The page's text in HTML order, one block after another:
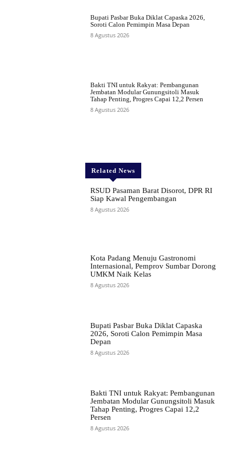
Bupati Pasbar Buka Diklat Capaska 2026,
Soroti Calon Pemimpin Masa Depan
8 Agustus 2026
Bakti TNI untuk Rakyat: Pembangunan
Jembatan Modular Gunungsitoli Masuk
Tahap Penting, Progres Capai 12,2 Persen
8 Agustus 2026
Related News
RSUD Pasaman Barat Disorot, DPR RI
Siap Kawal Pengembangan
8 Agustus 2026
Kota Padang Menuju Gastronomi
Internasional, Pemprov Sumbar Dorong
UMKM Naik Kelas
8 Agustus 2026
Bupati Pasbar Buka Diklat Capaska
2026, Soroti Calon Pemimpin Masa
Depan
8 Agustus 2026
Bakti TNI untuk Rakyat: Pembangunan
Jembatan Modular Gunungsitoli Masuk
Tahap Penting, Progres Capai 12,2
Persen
8 Agustus 2026